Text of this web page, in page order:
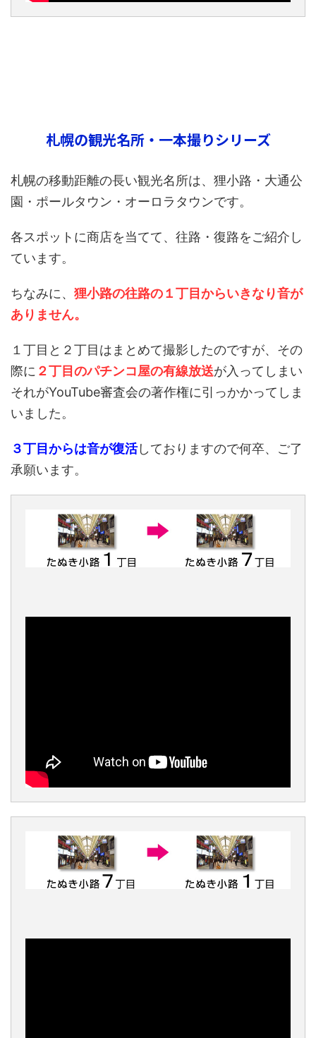
札幌の観光名所・一本撮りシリーズ
札幌の移動距離の長い観光名所は、狸小路・大通公
園・ポールタウン・オーロラタウンです。
各スポットに商店を当てて、往路・復路をご紹介し
ています。
ちなみに、 狸小路の往路の１丁目からいきなり音が
ありません。
１丁目と２丁目はまとめて撮影したのですが、その
際に ２丁目のパチンコ屋の有線放送が入ってしまい
それがYouTube審査会の著作権に引っかかってしま
いました。
３丁目からは音が復活しておりますので何卒、ご了
承願います。